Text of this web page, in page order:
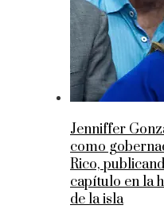
Jenniffer
como
Rico,
capítulo en la
de la isla